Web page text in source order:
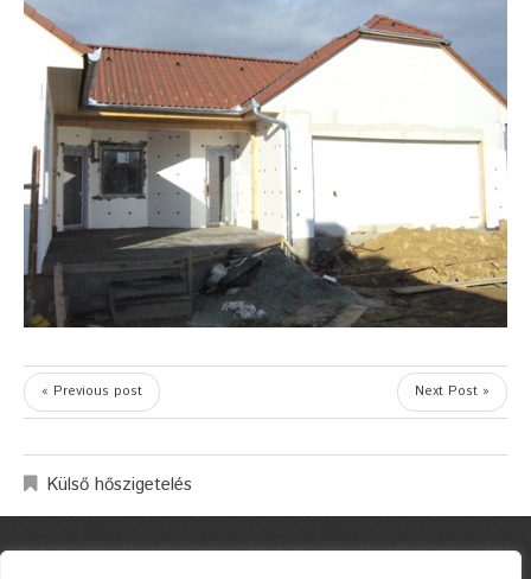
« Previous post Next Post »
Külső hőszigetelés